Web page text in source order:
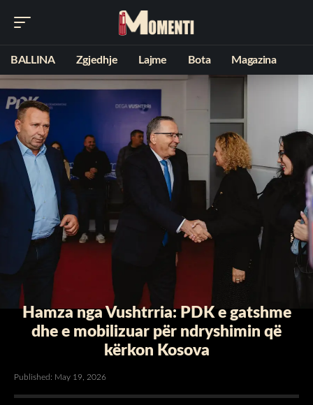
BALLINA Zgjedhje Lajme Bota Magazina
Hamza nga Vushtrria: PDK e gatshme
dhe e mobilizuar për ndryshimin që
kërkon Kosova
Published: May 19, 2026